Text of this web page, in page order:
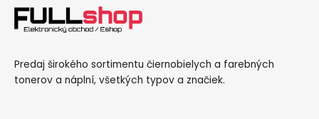
Predaj širokého sortimentu čiernobielych a farebných
tonerov a náplní, všetkých typov a značiek.